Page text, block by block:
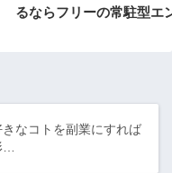
るならフリーの常駐型エ
なコトを副業にすれば